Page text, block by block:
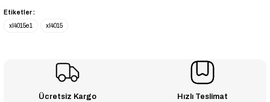
Etiketler :
xl4015e1
xl4015
Ücretsiz Kargo Hızlı Teslimat